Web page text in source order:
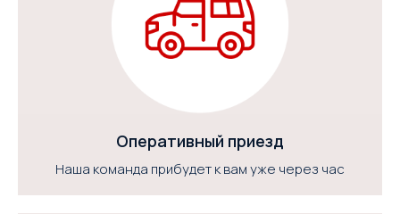
Оперативный приезд
Наша команда прибудет к вам уже через час